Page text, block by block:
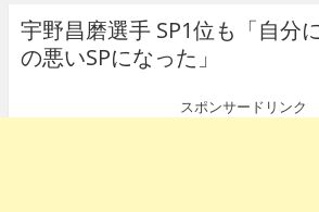
宇野昌磨選手 SP1位も「自分
の悪いSPになった」
スポンサードリンク